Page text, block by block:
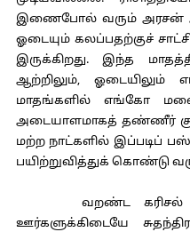
இணைபோல் வரும் அரசன்
ஓடையும் கலப்பதற்குச்
இருக்கிறது. இந்த
ஆற்றிலும், ஓடையிலும்
மாதங்களில் எங்கோ
அடையாளமாகத் தண்ணீர்
மற்ற நாட்களில் இப்படிப்
பயிற்றுவித்துக் கொண்டு
வறண்ட கரிசல்
ஊர்களுக்கிடையே